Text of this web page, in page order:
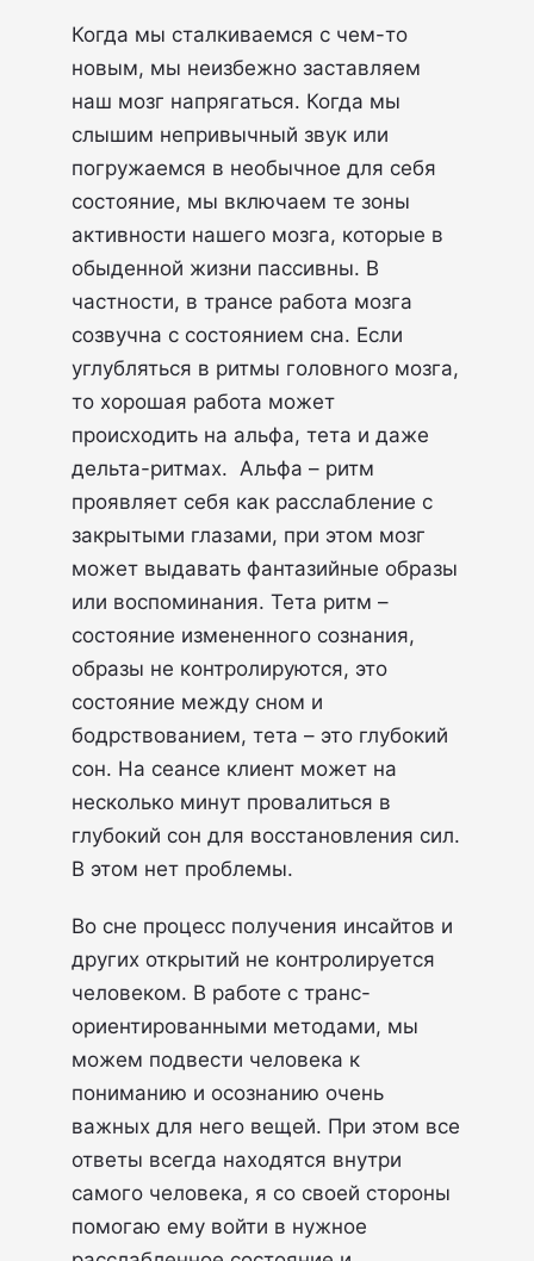
Когда мы сталкиваемся с чем-то
новым, мы неизбежно заставляем
наш мозг напрягаться. Когда мы
слышим непривычный звук или
погружаемся в необычное для себя
состояние, мы включаем те зоны
активности нашего мозга, которые в
обыденной жизни пассивны. В
частности, в трансе работа мозга
созвучна с состоянием сна. Если
углубляться в ритмы головного мозга,
то хорошая работа может
происходить на альфа, тета и даже
дельта-ритмах. Альфа – ритм
проявляет себя как расслабление с
закрытыми глазами, при этом мозг
может выдавать фантазийные образы
или воспоминания. Тета ритм –
состояние измененного сознания,
образы не контролируются, это
состояние между сном и
бодрствованием, тета – это глубокий
сон. На сеансе клиент может на
несколько минут провалиться в
глубокий сон для восстановления сил.
В этом нет проблемы.
Во сне процесс получения инсайтов и
других открытий не контролируется
человеком. В работе с транс-
ориентированными методами, мы
можем подвести человека к
пониманию и осознанию очень
важных для него вещей. При этом все
ответы всегда находятся внутри
самого человека, я со своей стороны
помогаю ему войти в нужное